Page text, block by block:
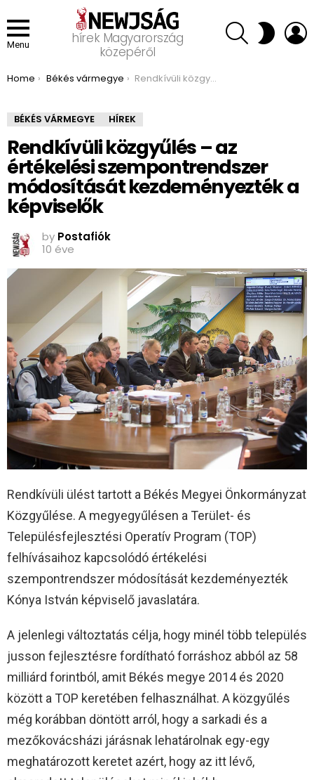
Menu
hírek Magyarország
közepéről
SEARCH SWITCH
SKIN
You are here:
Home Békés vármegye Rendkívüli közgyűlés – az értékelési szempontrendszer módosítását kezdeményezték a képviselők
BÉKÉS VÁRMEGYE HÍREK
Rendkívüli közgyűlés – az
értékelési szempontrendszer
módosítását kezdeményezték a
képviselők
by Postafiók
10 éve
Rendkívüli ülést tartott a Békés Megyei Önkormányzat
Közgyűlése. A megyegyűlésen a Terület- és
Településfejlesztési Operatív Program (TOP)
felhívásaihoz kapcsolódó értékelési
szempontrendszer módosítását kezdeményezték
Kónya István képviselő javaslatára.
A jelenlegi változtatás célja, hogy minél több település
jusson fejlesztésre fordítható forráshoz abból az 58
milliárd forintból, amit Békés megye 2014 és 2020
között a TOP keretében felhasználhat. A közgyűlés
még korábban döntött arról, hogy a sarkadi és a
mezőkovácsházi járásnak lehatárolnak egy-egy
meghatározott keretet azért, hogy az itt lévő,